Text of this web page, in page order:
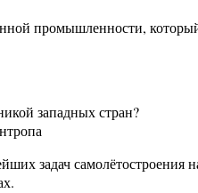
промышленности,
западных стран?
задач